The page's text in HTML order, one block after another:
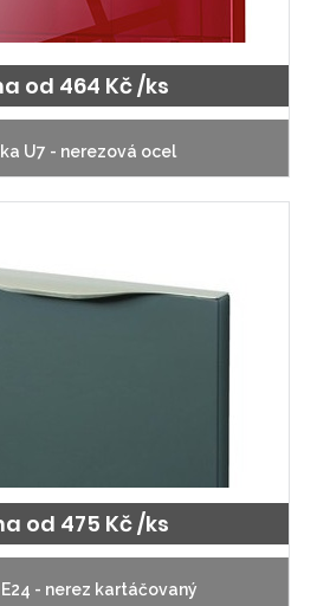
od 464 Kč /ks
U7 - nerezová ocel
od 475 Kč /ks
- nerez kartáčovaný